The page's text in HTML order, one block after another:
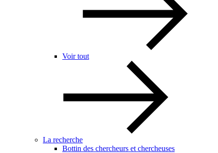
Voir tout
La recherche
Bottin des chercheurs et chercheuses